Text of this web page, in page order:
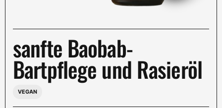
sanfte Baobab-
Bartpflege und Rasieröl
VEGAN